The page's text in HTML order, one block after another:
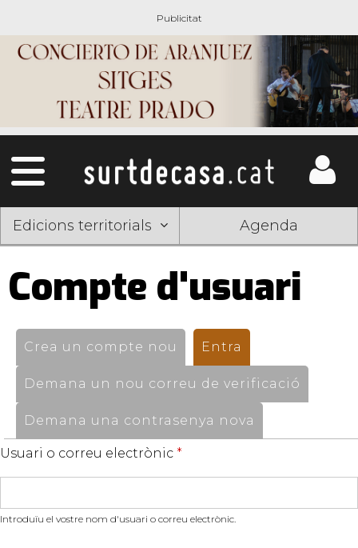
Edicions territorials Agenda
Compte d'usuari
Pestanyes
primàries
Crea un compte nou Entra
Demana un nou correu de verificació
Demana una contrasenya nova
Usuari o correu electrònic *
Introduïu el vostre nom d'usuari o correu electrònic.